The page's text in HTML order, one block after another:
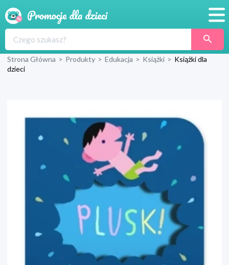
Produkty
Wyprawka
Strona Główna > Produkty > Edukacja > Książki > Książki dla
dzieci